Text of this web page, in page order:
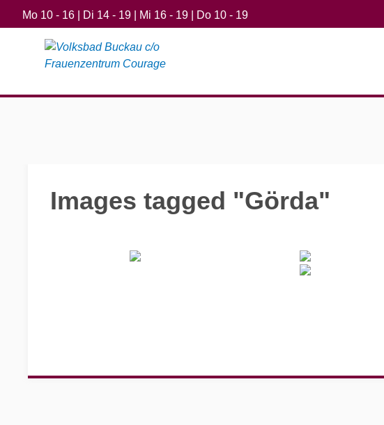
Mo 10 - 16 | Di 14 - 19 | Mi 16 - 19 | Do 10 - 19
Images tagged "Görda"